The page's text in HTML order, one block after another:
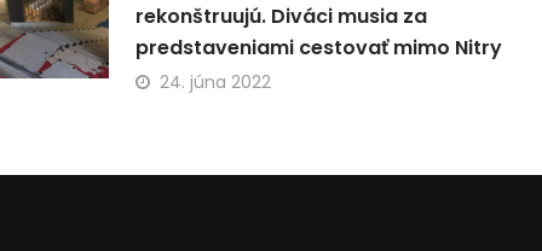
rekonštruujú. Diváci musia za
predstaveniami cestovať mimo Nitry
24. júna 2022